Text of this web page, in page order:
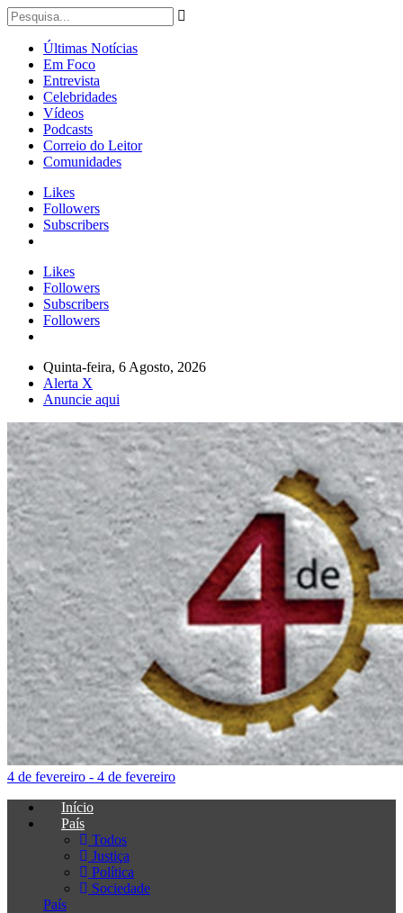
Últimas Notícias
Em Foco
Entrevista
Celebridades
Vídeos
Podcasts
Correio do Leitor
Comunidades
Likes
Followers
Subscribers
Likes
Followers
Subscribers
Followers
Quinta-feira, 6 Agosto, 2026
Alerta X
Anuncie aqui
4 de fevereiro - 4 de fevereiro
Início
País
Todos
Justiça
Política
Sociedade
País